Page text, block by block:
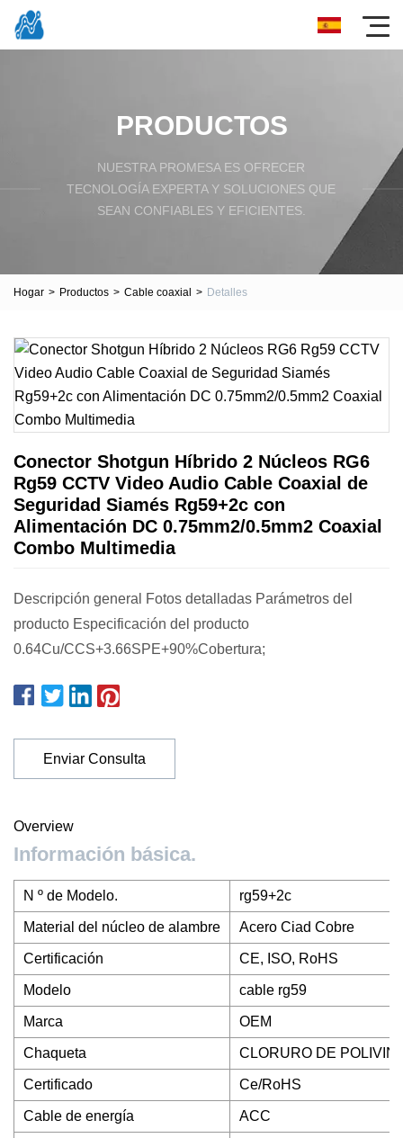
PRODUCTOS
NUESTRA PROMESA ES OFRECER
TECNOLOGÍA EXPERTA Y SOLUCIONES QUE
SEAN CONFIABLES Y EFICIENTES.
Hogar > Productos > Cable coaxial > Detalles
Conector Shotgun Híbrido 2 Núcleos RG6
Rg59 CCTV Video Audio Cable Coaxial de
Seguridad Siamés Rg59+2c con
Alimentación DC 0.75mm2/0.5mm2 Coaxial
Combo Multimedia
Descripción general Fotos detalladas Parámetros del
producto Especificación del producto
0.64Cu/CCS+3.66SPE+90%Cobertura;
Enviar Consulta
Overview
Información básica.
N º de Modelo. rg59+2c
Material del núcleo de alambre Acero Ciad Cobre
Certificación CE, ISO, RoHS
Modelo cable rg59
Marca OEM
Chaqueta CLORURO DE
Certificado Ce/RoHS
Cable de energía ACC